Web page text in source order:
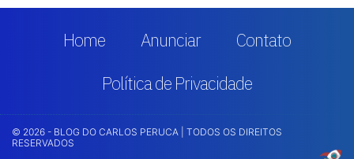
Home Anunciar
Contato
Política de Privacidade
© 2026 - BLOG DO CARLOS PERUCA | TODOS OS DIREITOS
RESERVADOS